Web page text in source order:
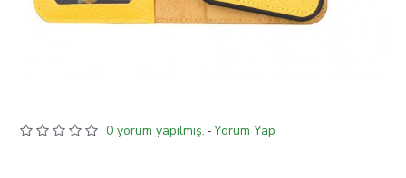
0 yorum yapılmış. -Yorum Yap